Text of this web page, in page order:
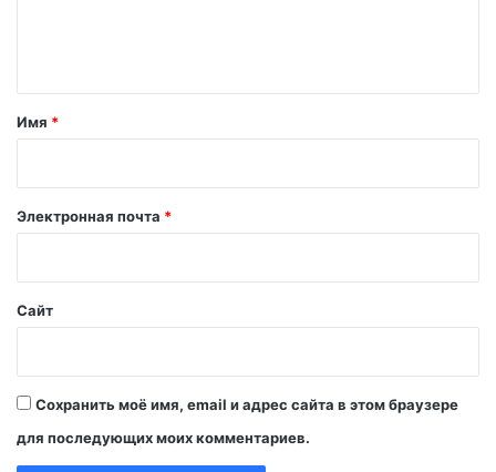
а
й
Имя *
Электронная почта *
Сайт
Сохранить моё имя, email и адрес сайта в этом браузере
для последующих моих комментариев.